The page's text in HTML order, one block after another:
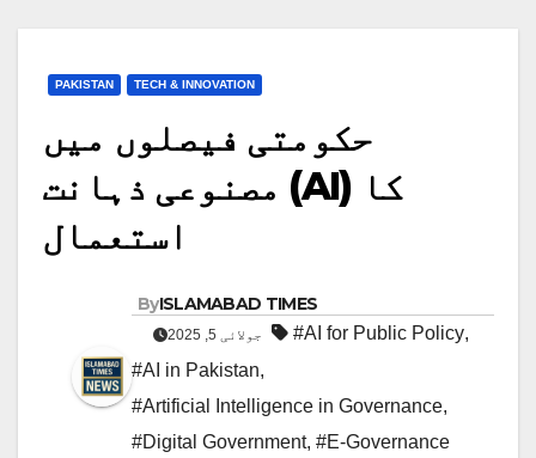
PAKISTAN TECH & INNOVATION
حکومتی فیصلوں میں
مصنوعی ذہانت (AI) کا
استعمال
ByISLAMABAD TIMES
جولائی 5, 2025 #AI for Public Policy,
#AI in Pakistan,
#Artificial Intelligence in Governance,
#Digital Government, #E-Governance